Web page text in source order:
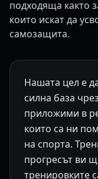
подходяща както
които искат да
самозащита.
Доказана система
Нашата цел е
силна база
приложими в
които са ни
на спорта.
прогресът ви
тренировките